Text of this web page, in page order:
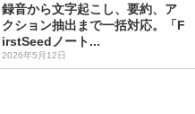
録音から文字起こし、要約、ア
クション抽出まで一括対応。「F
irstSeedノート...
2026年5月12日